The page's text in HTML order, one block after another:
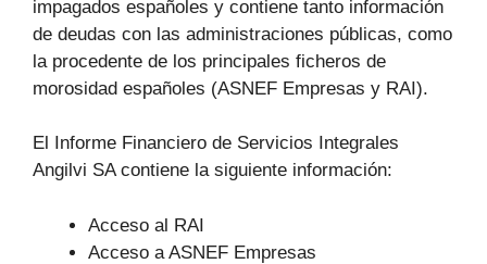
impagados españoles y contiene tanto información
de deudas con las administraciones públicas, como
la procedente de los principales ficheros de
morosidad españoles (ASNEF Empresas y RAI).
El Informe Financiero de Servicios Integrales
Angilvi SA contiene la siguiente información:
Acceso al RAI
Acceso a ASNEF Empresas